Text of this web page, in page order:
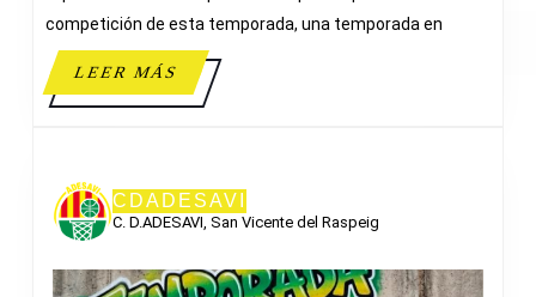
competición de esta temporada, una temporada en
LEER MÁSLEER
MÁS
CDADESAVI
C. D.ADESAVI, San Vicente del Raspeig